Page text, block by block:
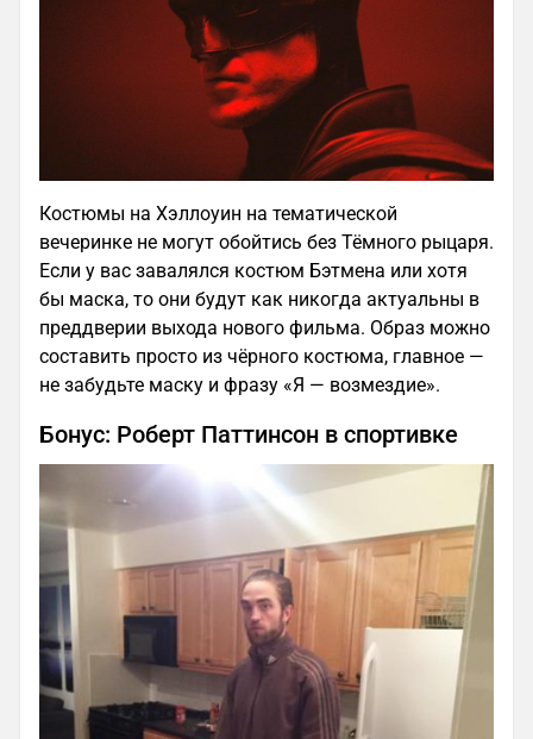
Костюмы на Хэллоуин на тематической
вечеринке не могут обойтись без Тёмного рыцаря.
Если у вас завалялся костюм Бэтмена или хотя
бы маска, то они будут как никогда актуальны в
преддверии выхода нового фильма. Образ можно
составить просто из чёрного костюма, главное —
не забудьте маску и фразу «Я — возмездие».
Бонус: Роберт Паттинсон в спортивке